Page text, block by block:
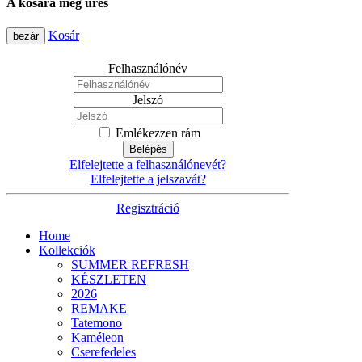
bezár Kosár
Felhasználónév
Jelszó
Emlékezzen rám
Belépés
Elfelejtette a felhasználónevét?
Elfelejtette a jelszavát?
Regisztráció
Home
Kollekciók
SUMMER REFRESH
KÉSZLETEN
2026
REMAKE
Tatemono
Kaméleon
Cserefedeles